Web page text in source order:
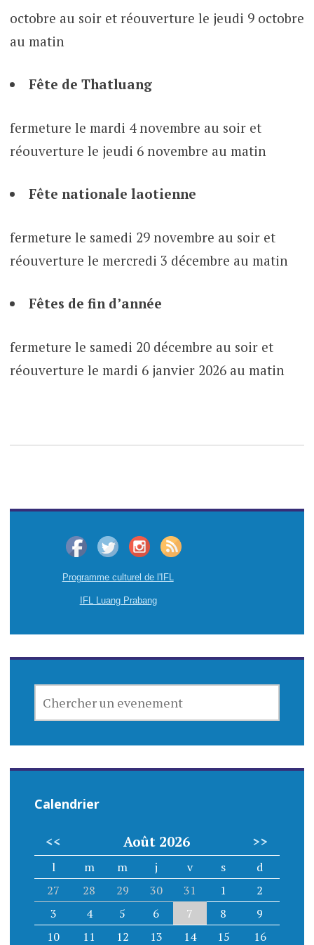
octobre au soir et réouverture le jeudi 9 octobre
au matin
Fête de Thatluang
fermeture le mardi 4 novembre au soir et
réouverture le jeudi 6 novembre au matin
Fête nationale laotienne
fermeture le samedi 29 novembre au soir et
réouverture le mercredi 3 décembre au matin
Fêtes de fin d’année
fermeture le samedi 20 décembre au soir et
réouverture le mardi 6 janvier 2026 au matin
Programme culturel de l'IFL
IFL Luang Prabang
UN
Calendrier
<< Août 2026 >>
l m m j v s
d
27
28 29 30 31 1
2
3
4 5 6 7 8
9
10
11 12 13 14 15
16